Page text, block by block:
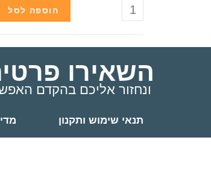
הוספה לסל
השאירו
ונחזור אליכם בהקדם
תנאי שימוש ותקנון